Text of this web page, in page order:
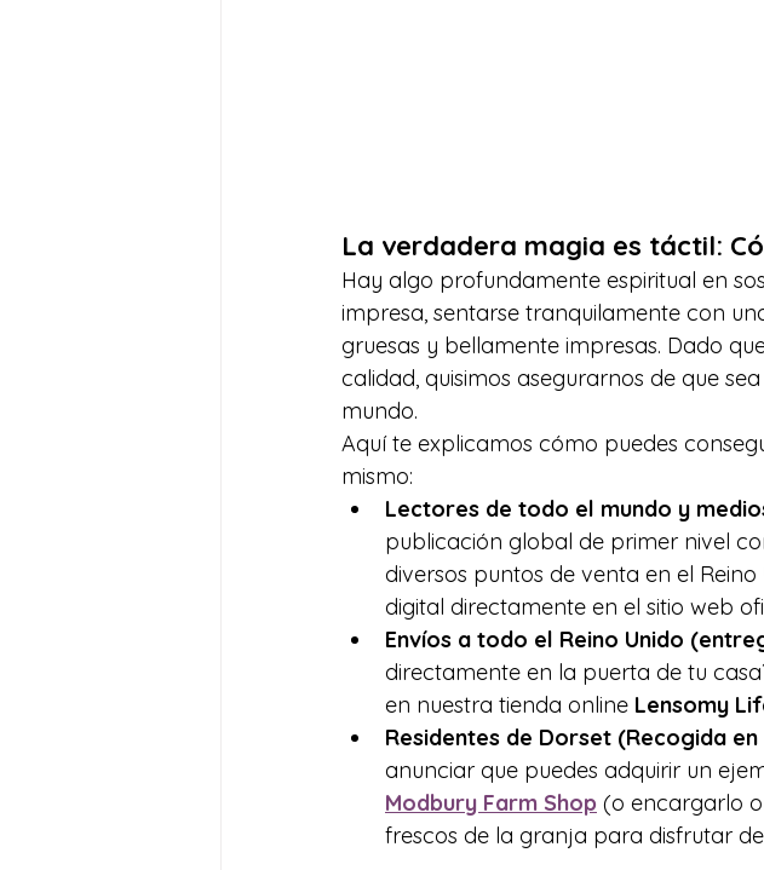
La verdadera magia es táctil:
Hay algo profundamente espiritual en
impresa, sentarse tranquilamente con
gruesas y bellamente impresas. Dado
calidad, quisimos asegurarnos de que
mundo.
Aquí te explicamos cómo puedes
mismo:
Lectores de todo el mundo y
publicación global de primer nivel
diversos puntos de venta en el
digital directamente en el sitio web
Envíos a todo el Reino Unido
directamente en la puerta de tu
en nuestra tienda online Lensomy
Residentes de Dorset (Recogida
anunciar que puedes adquirir un
Modbury Farm Shop (o encargarlo
frescos de la granja para disfrutar